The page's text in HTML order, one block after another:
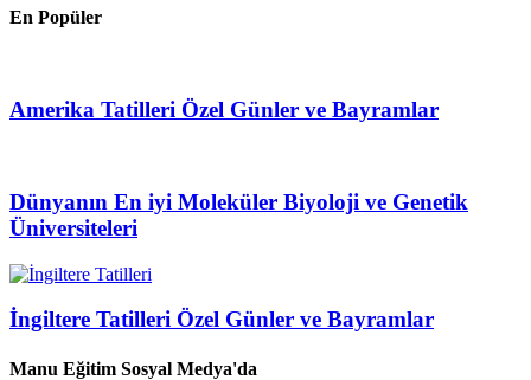
En Popüler
Amerika Tatilleri Özel Günler ve Bayramlar
Dünyanın En iyi Moleküler Biyoloji ve Genetik
Üniversiteleri
İngiltere Tatilleri Özel Günler ve Bayramlar
Manu Eğitim Sosyal Medya'da